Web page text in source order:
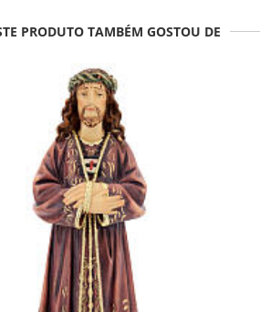
PRODUTO TAMBÉM GOSTOU DE